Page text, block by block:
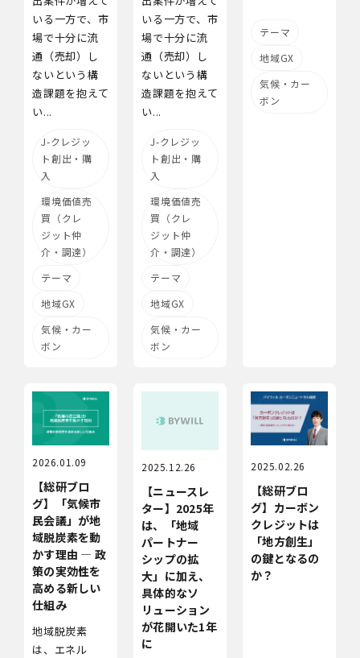
いる一方で、市
場で十分に流
通（売却）し
ないという構
造課題を抱えて
い...
J-クレジッ
ト創出・購
入
環境価値売
買（クレ
ジット仲
介・調達）
テーマ
地域GX
気候・カー
ボン
いる一方で、市
場で十分に流
通（売却）し
ないという構
造課題を抱えて
い...
J-クレジッ
ト創出・購
入
環境価値売
買（クレ
ジット仲
介・調達）
テーマ
地域GX
気候・カー
ボン
テーマ
地域GX
気候・カー
ボン
2026.01.09
【総研ブロ
グ】「気候市
民会議」が地
域脱炭素を動
かす理由 ― 政
策の実効性を
高める新しい
仕組み
地域脱炭素
は、エネル
2025.12.26
【ニュースレ
ター】2025年
は、「地域
パートナー
シップの拡
大」に加え、
具体的なソ
リューション
が花開いた1年
に
2025.02.26
【総研ブロ
グ】カーボン
クレジットは
「地方創生」
の鍵となるの
か？